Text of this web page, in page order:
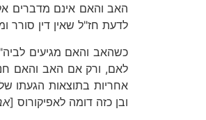
האב והאם אינם מדברים
לדעת חז"ל שאין דין סורר
כשהאב והאם מגיעים
לאם, ורק אם האב והאם
אחריות בתוצאות הגעתו
ובן כזה דומה לאפיקורוס [